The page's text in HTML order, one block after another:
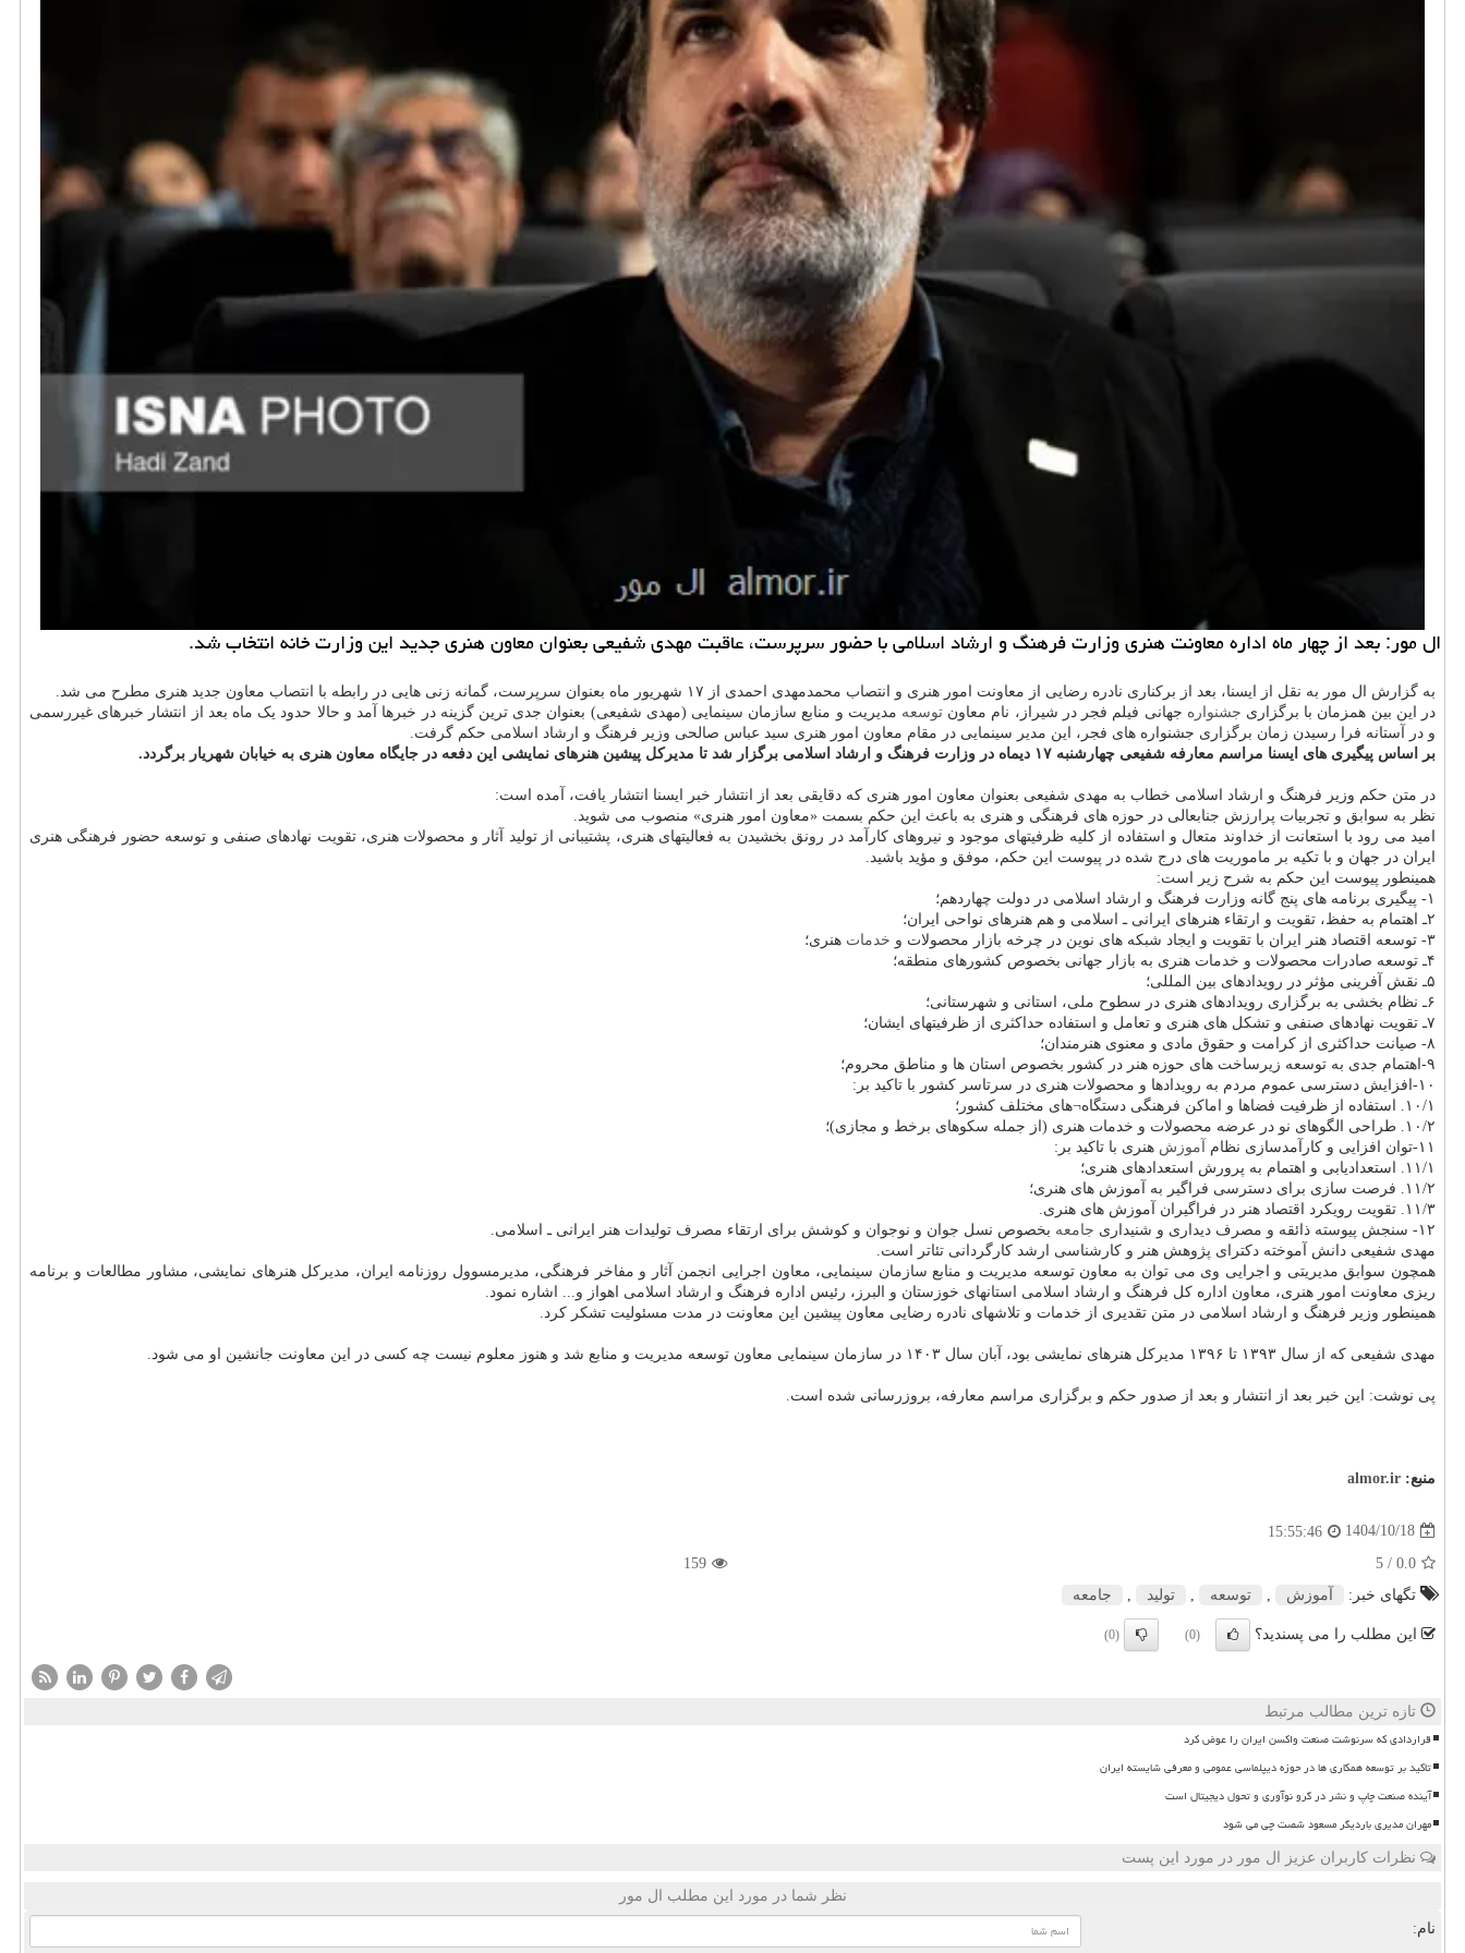
ال مور: بعد از چهار ماه اداره معاونت هنری وزارت فرهنگ و ارشاد اسلامی با حضور سرپرست، عاقبت مهدی شفیعی بعنوان معاون هنری جدید این وزارت خانه انتخاب شد.
به گزارش ال مور به نقل از ایسنا، بعد از برکناری نادره رضایی از معاونت امور هنری و انتصاب محمدمهدی احمدی از ۱۷ شهریور ماه بعنوان سرپرست، گمانه زنی هایی در رابطه با انتصاب معاون جدید هنری مطرح می شد.
در این بین همزمان با برگزاری جشنواره جهانی فیلم فجر در شیراز، نام معاون توسعه مدیریت و منابع سازمان سینمایی (مهدی شفیعی) بعنوان جدی ترین گزینه در خبرها آمد و حالا حدود یک ماه بعد از انتشار خبرهای غیررسمی
و در آستانه فرا رسیدن زمان برگزاری جشنواره های فجر، این مدیر سینمایی در مقام معاون امور هنری سید عباس صالحی وزیر فرهنگ و ارشاد اسلامی حکم گرفت.
بر اساس پیگیری های ایسنا مراسم معارفه شفیعی چهارشنبه ۱۷ دیماه در وزارت فرهنگ و ارشاد اسلامی برگزار شد تا مدیرکل پیشین هنرهای نمایشی این دفعه در جایگاه معاون هنری به خیابان شهریار برگردد.
در متن حکم وزیر فرهنگ و ارشاد اسلامی خطاب به مهدی شفیعی بعنوان معاون امور هنری که دقایقی بعد از انتشار خبر ایسنا انتشار یافت، آمده است:
نظر به سوابق و تجربیات پرارزش جنابعالی در حوزه های فرهنگی و هنری به باعث این حکم بسمت «معاون امور هنری» منصوب می شوید.
امید می رود با استعانت از خداوند متعال و استفاده از کلیه ظرفیتهای موجود و نیروهای کارآمد در رونق بخشیدن به فعالیتهای هنری، پشتیبانی از تولید آثار و محصولات هنری، تقویت نهادهای صنفی و توسعه حضور فرهنگی هنری
ایران در جهان و با تکیه بر ماموریت های درج شده در پیوست این حکم، موفق و مؤید باشید.
همینطور پیوست این حکم به شرح زیر است:
۱- پیگیری برنامه های پنج گانه وزارت فرهنگ و ارشاد اسلامی در دولت چهاردهم؛
۲ـ اهتمام به حفظ، تقویت و ارتقاء هنرهای ایرانی ـ اسلامی و هم هنرهای نواحی ایران؛
۳- توسعه اقتصاد هنر ایران با تقویت و ایجاد شبکه های نوین در چرخه بازار محصولات و
خدمات هنری؛
۴ـ توسعه صادرات محصولات و خدمات هنری به بازار جهانی بخصوص کشورهای منطقه؛
۵ـ نقش آفرینی مؤثر در رویدادهای بین المللی؛
۶ـ نظام بخشی به برگزاری رویدادهای هنری در سطوح ملی، استانی و شهرستانی؛
۷ـ تقویت نهادهای صنفی و تشکل های هنری و تعامل و استفاده حداکثری از ظرفیتهای ایشان؛
۸- صیانت حداکثری از کرامت و حقوق مادی و معنوی هنرمندان؛
۹-اهتمام جدی به توسعه زیرساخت های حوزه هنر در کشور بخصوص استان ها و مناطق محروم؛
۱۰-افزایش دسترسی عموم مردم به رویدادها و محصولات هنری در سرتاسر کشور با تاکید بر:
۱۰/۱. استفاده از ظرفیت فضاها و اماکن فرهنگی دستگاه¬های مختلف کشور؛
۱۰/۲. طراحی الگوهای نو در عرضه محصولات و خدمات هنری (از جمله سکوهای برخط و مجازی)؛
۱۱-توان افزایی و کارآمدسازی نظام
آموزش هنری با تاکید بر:
۱۱/۱. استعدادیابی و اهتمام به پرورش استعدادهای هنری؛
۱۱/۲. فرصت سازی برای دسترسی فراگیر به آموزش های هنری؛
۱۱/۳. تقویت رویکرد اقتصاد هنر در فراگیران آموزش های هنری.
۱۲- سنجش پیوسته ذائقه و مصرف دیداری و شنیداری
جامعه بخصوص نسل جوان و نوجوان و کوشش برای ارتقاء مصرف تولیدات هنر ایرانی ـ اسلامی.
مهدی شفیعی دانش آموخته دکترای پژوهش هنر و کارشناسی ارشد کارگردانی تئاتر است.
همچون سوابق مدیریتی و اجرایی وی می توان به معاون توسعه مدیریت و منابع سازمان سینمایی، معاون اجرایی انجمن آثار و مفاخر فرهنگی، مدیرمسوول روزنامه ایران، مدیرکل هنرهای نمایشی، مشاور مطالعات و برنامه
ریزی معاونت امور هنری، معاون اداره کل فرهنگ و ارشاد اسلامی استانهای خوزستان و البرز، رئیس اداره فرهنگ و ارشاد اسلامی اهواز و... اشاره نمود.
همینطور وزیر فرهنگ و ارشاد اسلامی در متن تقدیری از خدمات و تلاشهای نادره رضایی معاون پیشین این معاونت در مدت مسئولیت تشکر کرد.
مهدی شفیعی که از سال ۱۳۹۳ تا ۱۳۹۶ مدیرکل هنرهای نمایشی بود، آبان سال ۱۴۰۳ در سازمان سینمایی معاون توسعه مدیریت و منابع شد و هنوز معلوم نیست چه کسی در این معاونت جانشین او می شود.
پی نوشت: این خبر بعد از انتشار و بعد از صدور حکم و برگزاری مراسم معارفه، بروزرسانی شده است.
منبع: almor.ir
1404/10/18
15:55:46
0.0
/ 5
159
تگهای خبر:
آموزش توسعه تولید جامعه
این مطلب را می پسندید؟ (0)
(0)
تازه ترین مطالب مرتبط
قراردادی که سرنوشت صنعت واکسن ایران را عوض کرد
تاکید بر توسعه همکاری ها در حوزه دیپلماسی عمومی و معرفی شایسته ایران
آینده صنعت چاپ و نشر در گرو نوآوری و تحول دیجیتال است
مهران مدیری باردیگر مسعود شصت چی می شود
نظرات کاربران عزیز ال مور در مورد این پست
نظر شما در مورد این مطلب ال مور
نام: